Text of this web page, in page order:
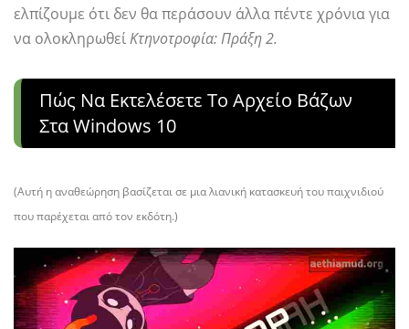
ελπίζουμε ότι δεν θα περάσουν άλλα πέντε χρόνια για
να ολοκληρωθείΚτηνοτροφία: Πράξη 2.
Πώς Να Εκτελέσετε Το Αρχείο Βάζων
Στα Windows 10
(Αυτή η αναθεώρηση βασίζεται σε μια λιανική κατασκευή του παιχνιδιού
που παρέχεται από τον εκδότη.)